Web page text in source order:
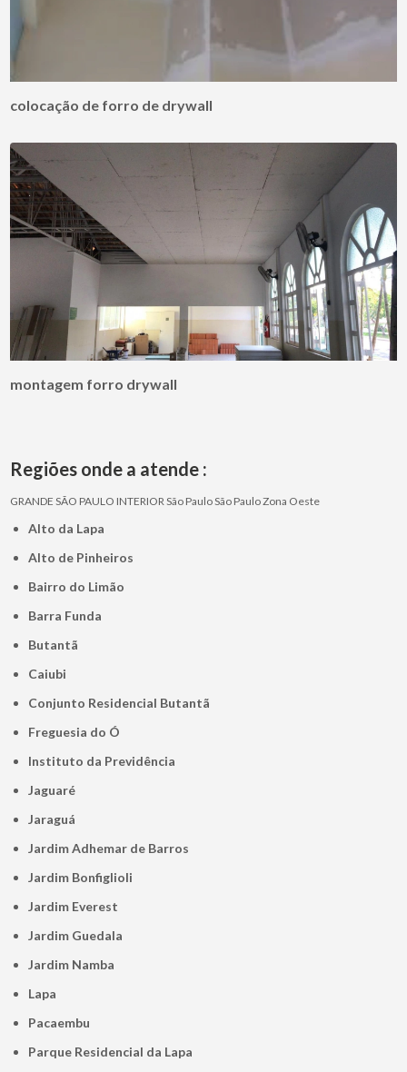
colocação de forro de drywall
montagem forro drywall
Regiões onde a atende :
GRANDE SÃO PAULO INTERIOR São PauloSão PauloZona Oeste
Alto da Lapa
Alto de Pinheiros
Bairro do Limão
Barra Funda
Butantã
Caiubi
Conjunto Residencial Butantã
Freguesia do Ó
Instituto da Previdência
Jaguaré
Jaraguá
Jardim Adhemar de Barros
Jardim Bonfiglioli
Jardim Everest
Jardim Guedala
Jardim Namba
Lapa
Pacaembu
Parque Residencial da Lapa